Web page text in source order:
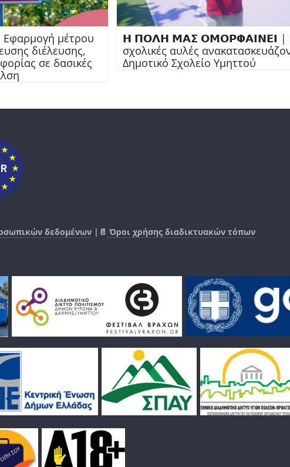
μέτρου
διέλευσης,
σε δασικές
𝝜 𝝥𝝤𝝠𝝜 𝝡𝝖𝝨 𝝤𝝡𝝤𝝦𝝫𝝖𝝞𝝢𝝚𝝞 |
σχολικές αυλές
Δημοτικό Σχολείο Υμηττού
δεδομένων |📄 Όροι χρήσης διαδικτυακών τόπων